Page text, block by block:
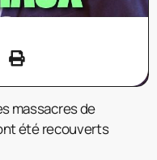
massacres de
été recouverts